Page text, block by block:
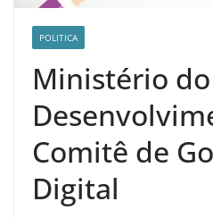
POLITICA
Ministério do
Comitê de
Digital